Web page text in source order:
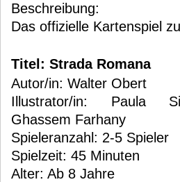
Beschreibung:
Das offizielle Kartenspiel
Titel: Strada Romana
Autor/in: Walter Obert
Illustrator/in: Paula
Ghassem Farhany
Spieleranzahl: 2-5 Spieler
Spielzeit: 45 Minuten
Alter: Ab 8 Jahre